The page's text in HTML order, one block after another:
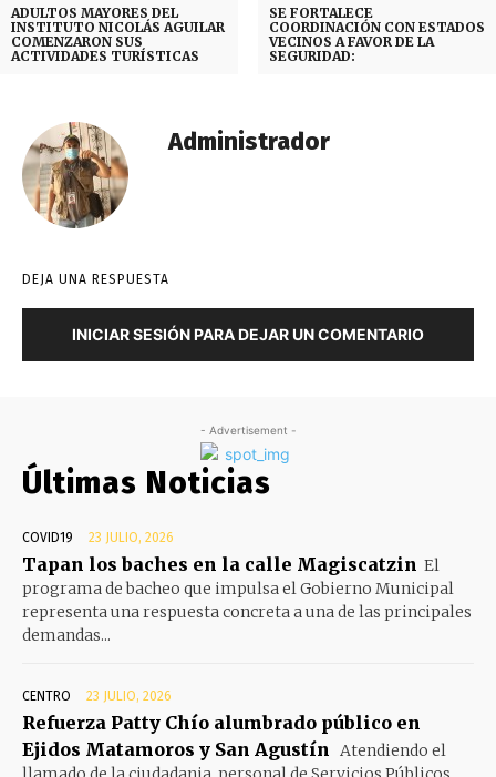
ADULTOS MAYORES DEL
INSTITUTO NICOLÁS AGUILAR
COMENZARON SUS
ACTIVIDADES TURÍSTICAS
SE FORTALECE
COORDINACIÓN CON ESTADOS
VECINOS A FAVOR DE LA
SEGURIDAD:
Administrador
DEJA UNA RESPUESTA
INICIAR SESIÓN PARA DEJAR UN COMENTARIO
- Advertisement -
Últimas Noticias
COVID19 23 JULIO, 2026
Tapan los baches en la calle Magiscatzin El
programa de bacheo que impulsa el Gobierno Municipal
representa una respuesta concreta a una de las principales
demandas...
CENTRO 23 JULIO, 2026
Refuerza Patty Chío alumbrado público en
Ejidos Matamoros y San Agustín Atendiendo el